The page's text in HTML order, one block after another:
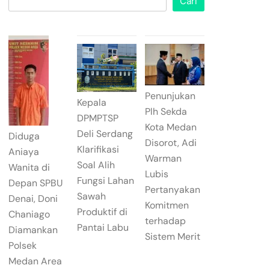
Diduga
Aniaya
Wanita di
Depan SPBU
Denai, Doni
Chaniago
Diamankan
Polsek
Medan Area
Kepala
DPMPTSP
Deli Serdang
Klarifikasi
Soal Alih
Fungsi Lahan
Sawah
Produktif di
Pantai Labu
Penunjukan
Plh Sekda
Kota Medan
Disorot, Adi
Warman
Lubis
Pertanyakan
Komitmen
terhadap
Sistem Merit